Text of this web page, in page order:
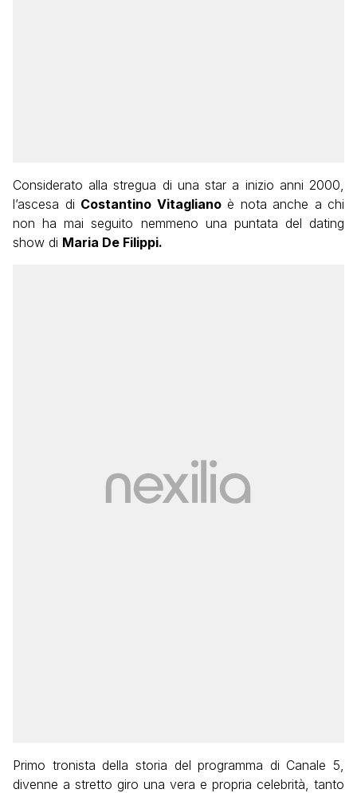
Considerato alla stregua di una star a inizio anni 2000,
l’ascesa di Costantino Vitaglianoè nota anche a chi
non ha mai seguito nemmeno una puntata del dating
show di Maria De Filippi.
Primo tronista della storia del programma di Canale 5,
divenne a stretto giro una vera e propria celebrità, tanto